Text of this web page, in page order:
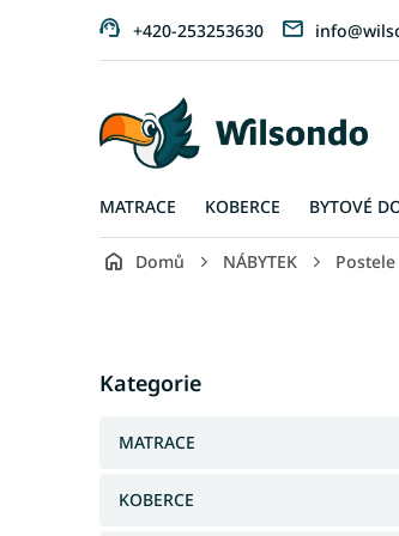
+420-253253630
MATRACE KOBERCE BYTOVÉ
Domů NÁBYTEK Postele
t
r
kategorie
Kategorie
MATRACE
KOBERCE